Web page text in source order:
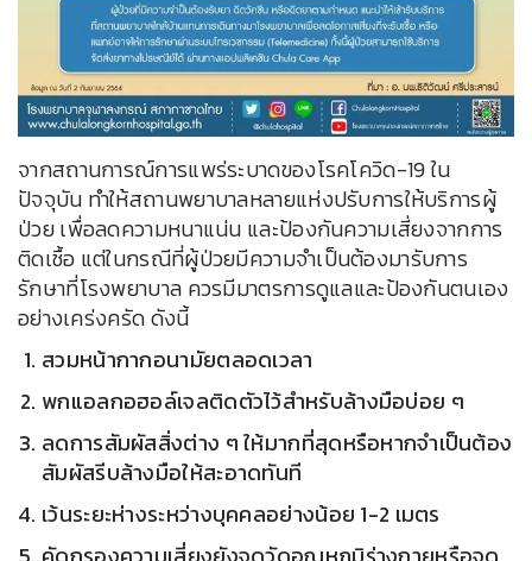
จากสถานการณ์การแพร่ระบาดของโรคโควิด-19 ใน
ปัจจุบัน ทำให้สถานพยาบาลหลายแห่งปรับการให้บริการผู้
ป่วย เพื่อลดความหนาแน่น และป้องกันความเสี่ยงจากการ
ติดเชื้อ แต่ในกรณีที่ผู้ป่วยมีความจำเป็นต้องมารับการ
รักษาที่โรงพยาบาล ควรมีมาตรการดูแลและป้องกันตนเอง
อย่างเคร่งครัด ดังนี้
สวมหน้ากากอนามัยตลอดเวลา
พกแอลกอฮอล์เจลติดตัวไว้สำหรับล้างมือบ่อย ๆ
ลดการสัมผัสสิ่งต่าง ๆ ให้มากที่สุดหรือหากจำเป็นต้อง
สัมผัสรีบล้างมือให้สะอาดทันที
เว้นระยะห่างระหว่างบุคคลอย่างน้อย 1-2 เมตร